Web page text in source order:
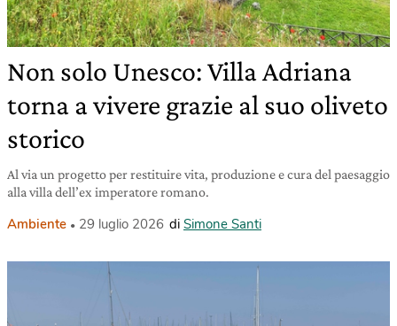
Non solo Unesco: Villa Adriana
torna a vivere grazie al suo oliveto
storico
Al via un progetto per restituire vita, produzione e cura del paesaggio
alla villa dell’ex imperatore romano.
Ambiente 29 luglio 2026 di Simone Santi